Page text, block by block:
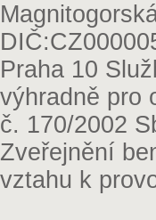
Praha 10
výhradně pro
č. 170/2002
Zveřejnění
vztahu k